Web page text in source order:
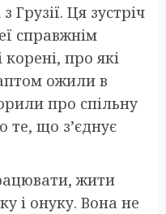
Грузії. Ця зустріч
справжнім
про які
ожили в
про спільну
те, що з’єднує
жити
і онуку. Вона не